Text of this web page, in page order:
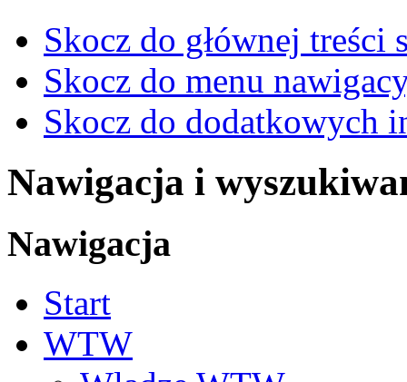
Skocz do głównej treści
Skocz do menu
Skocz do dodatkowych
Nawigacja i
Nawigacja
Start
WTW